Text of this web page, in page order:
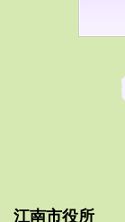
江南市役所